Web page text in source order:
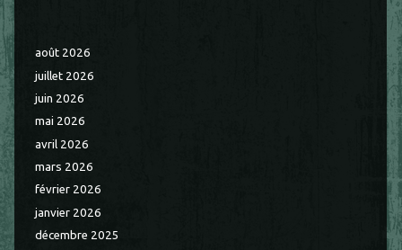
août 2026
juillet 2026
juin 2026
mai 2026
avril 2026
mars 2026
février 2026
janvier 2026
décembre 2025